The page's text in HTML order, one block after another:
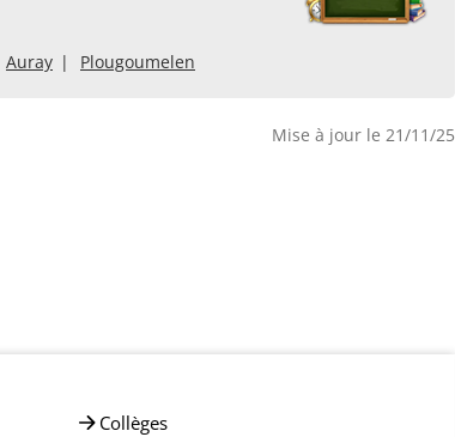
Auray Plougoumelen
Mise à jour le 21/11/25
Collèges